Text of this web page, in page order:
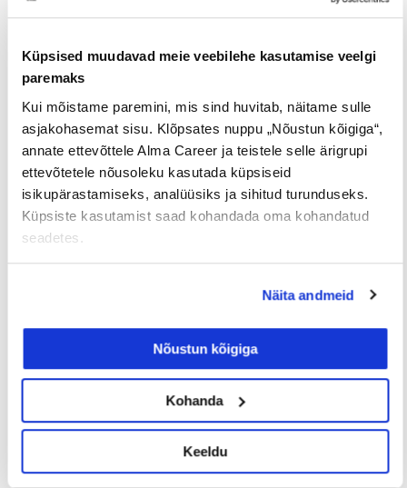
Küpsised muudavad meie veebilehe kasutamise veelgi
paremaks
Kui mõistame paremini, mis sind huvitab, näitame sulle
asjakohasemat sisu. Klõpsates nuppu „Nõustun kõigiga“,
annate ettevõttele Alma Career ja teistele selle ärigrupi
ettevõtetele nõusoleku kasutada küpsiseid
isikupärastamiseks, analüüsiks ja sihitud turunduseks.
Küpsiste kasutamist saad kohandada oma kohandatud
seadetes.
Näita andmeid
Nõustun kõigiga
Kohanda
Keeldu
Iga neljas eestlane on käinud
tööintervjuul ilma tegeliku
23/07/2026
Tööotsijale
Sinu palk pole enam
tabuteema!
14/07/2026